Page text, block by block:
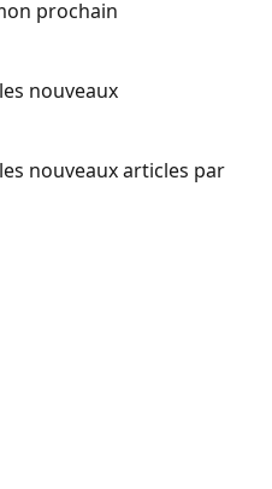
prochain
nouveaux
nouveaux articles par